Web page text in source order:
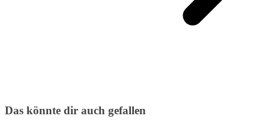
Das könnte dir auch gefallen